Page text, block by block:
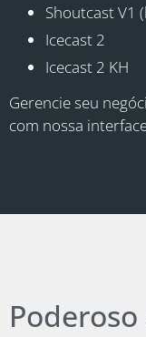
Shoutcast V1
Icecast 2
Icecast 2 KH
Gerencie seu
com nossa
Poderoso